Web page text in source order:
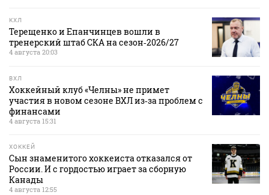
КХЛ
Терещенко и Епанчинцев вошли в
тренерский штаб СКА на сезон‑2026/27
4 августа 20:03
ВХЛ
Хоккейный клуб «Челны» не примет
участия в новом сезоне ВХЛ из‑за проблем с
финансами
4 августа 15:31
ХОККЕЙ
Сын знаменитого хоккеиста отказался от
России. И с гордостью играет за сборную
Канады
4 августа 12:55